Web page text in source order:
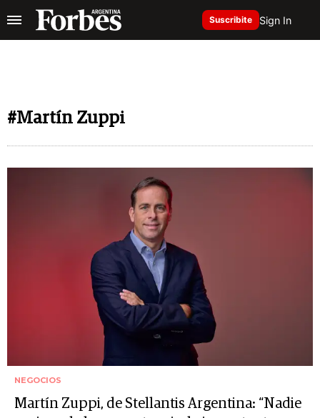
Suscribite Sign In
#Martín Zuppi
NEGOCIOS
Martín Zuppi, de Stellantis Argentina: “Nadie